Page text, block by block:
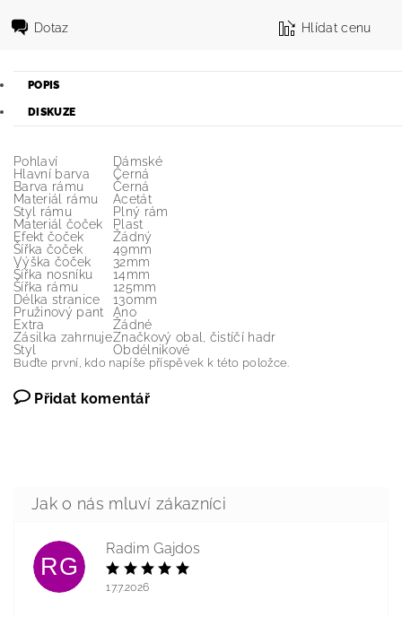
Dotaz Hlídat cenu
POPIS
DISKUZE
Pohlaví
Dámské
Hlavní barva
Černá
Barva rámu
Černá
Materiál rámu
Acetát
Styl rámu
Plný rám
Materiál čoček
Plast
Efekt čoček
Žádný
Šířka čoček
49mm
Výška čoček
32mm
Šířka nosníku
14mm
Šířka rámu
125mm
Délka stranice
130mm
Pružinový pant
Ano
Extra
Žádné
Zásilka zahrnujeZnačkový obal, čistíčí hadr
Styl
Obdélnikové
Buďte první, kdo napíše příspěvek k této položce.
Přidat komentář
RG
Radim Gajdos
17.7.2026